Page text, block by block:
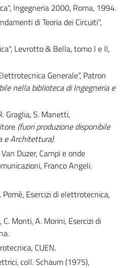
Ingegneria 2000, Roma, 1994.
di Teoria dei Circuiti",
Levrotto & Bella, tomo I e II,
Generale”, Patron
nella biblioteca di Ingegneria e
Graglia, S. Manetti,
(fuori produzione disponibile
e Architettura)
Duzer, Campi e onde
Franco Angeli.
Pomè, Esercizi di elettrotecnica,
C. Monti, A. Morini, Esercizi di
CUEN.
coll. Schaum (1975),